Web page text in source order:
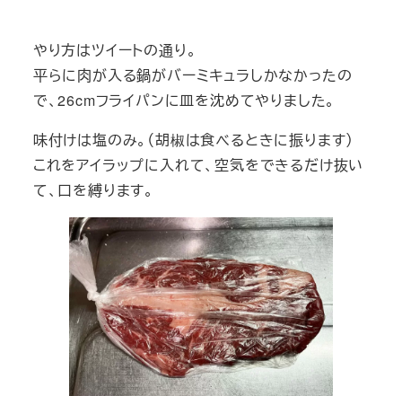
やり方はツイートの通り。
平らに肉が入る鍋がバーミキュラしかなかったの
で、26cmフライパンに皿を沈めてやりました。
味付けは塩のみ。（胡椒は食べるときに振ります）
これをアイラップに入れて、空気をできるだけ抜い
て、口を縛ります。